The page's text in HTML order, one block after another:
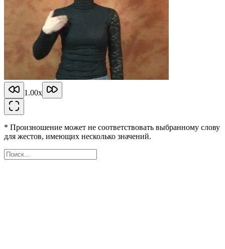
1.00x
* Произношение может не соответствовать выбранному слову
для жестов, имеющих несколько значений.